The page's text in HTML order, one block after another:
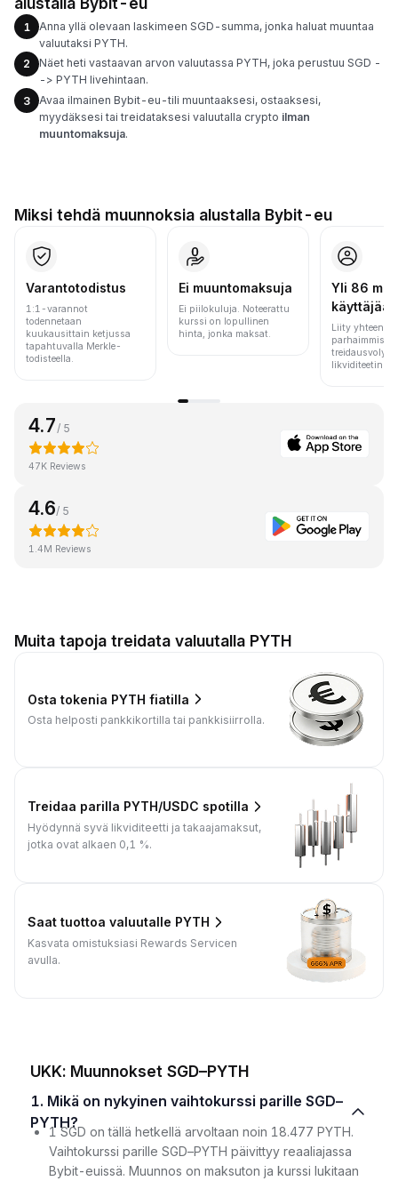
1
Anna yllä olevaan laskimeen SGD-summa, jonka haluat muuntaa
valuutaksi PYTH.
2
Näet heti vastaavan arvon valuutassa PYTH, joka perustuu SGD -
-> PYTH livehintaan.
3
Avaa ilmainen Bybit-eu-tili muuntaaksesi, ostaaksesi,
myydäksesi tai treidataksesi valuutalla crypto ilman
muuntomaksuja.
Miksi tehdä muunnoksia alustalla Bybit-eu
Varantotodistus
1:1-varannot
todennetaan
kuukausittain ketjussa
tapahtuvalla Merkle-
todisteella.
Ei muuntomaksuja
Ei piilokuluja. Noteerattu
kurssi on lopullinen
hinta, jonka maksat.
Yli 86 milj.
käyttäjää
Liity yhteen
parhaimmista
likviditeetin
4.7 / 5
47K Reviews
4.6/ 5
1.4M Reviews
Muita tapoja treidata valuutalla PYTH
Osta tokenia PYTH fiatilla
Osta helposti pankkikortilla tai pankkisiirrolla.
Treidaa parilla PYTH/USDC spotilla
Hyödynnä syvä likviditeetti ja takaajamaksut,
jotka ovat alkaen 0,1 %.
Saat tuottoa valuutalle PYTH
Kasvata omistuksiasi Rewards Servicen
avulla.
UKK: Muunnokset SGD–PYTH
1. Mikä on nykyinen vaihtokurssi parille SGD–
PYTH?
1 SGD on tällä hetkellä arvoltaan noin 18.477 PYTH.
Vaihtokurssi parille SGD–PYTH päivittyy reaaliajassa
Bybit-euissä. Muunnos on maksuton ja kurssi lukitaan